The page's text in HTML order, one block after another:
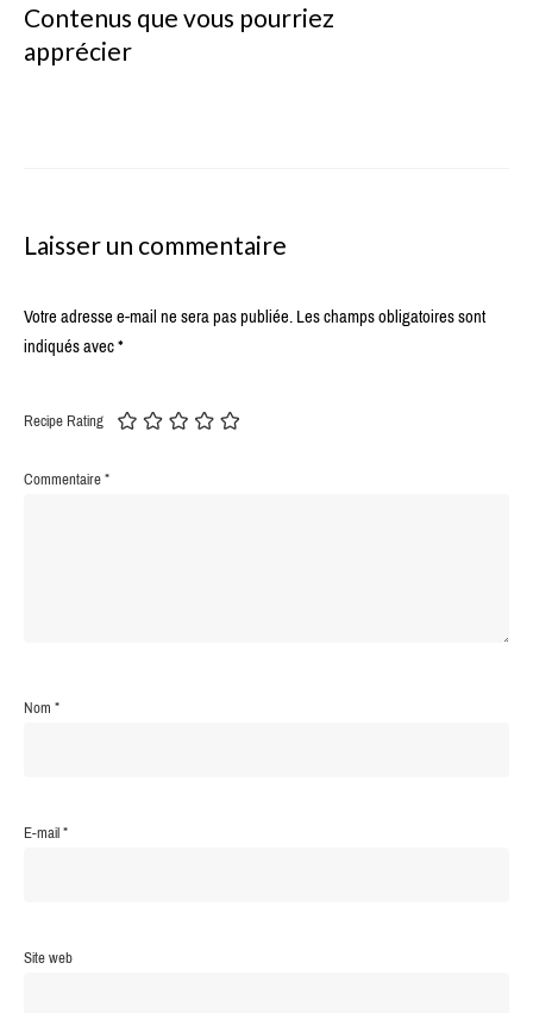
Contenus que vous pourriez
apprécier
Laisser un commentaire
Votre adresse e-mail ne sera pas publiée.Les champs obligatoires sont
indiqués avec*
Recipe Rating
Commentaire*
Nom*
E-mail*
Site web